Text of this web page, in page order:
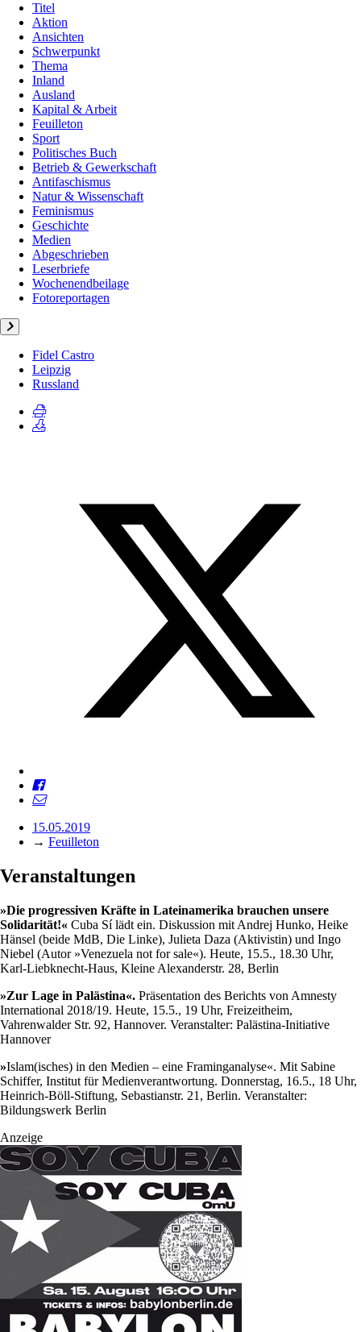
Titel
Aktion
Ansichten
Schwerpunkt
Thema
Inland
Ausland
Kapital & Arbeit
Feuilleton
Sport
Politisches Buch
Betrieb & Gewerkschaft
Antifaschismus
Natur & Wissenschaft
Feminismus
Geschichte
Medien
Abgeschrieben
Leserbriefe
Wochenendbeilage
Fotoreportagen
Fidel Castro
Leipzig
Russland
15.05.2019
→ Feuilleton
Veranstaltungen
»Die progressiven Kräfte in Lateinamerika brauchen unsere
Solidarität!« Cuba Sí lädt ein. Diskussion mit Andrej Hunko, Heike
Hänsel (beide MdB, Die Linke), Julieta Daza (Aktivistin) und Ingo
Niebel (Autor »Venezuela not for sale«). Heute, 15.5., 18.30 Uhr,
Karl-Liebknecht-Haus, Kleine Alexanderstr. 28, Berlin
»Zur Lage in Palästina«. Präsentation des Berichts von Amnesty
International 2018/19. Heute, 15.5., 19 Uhr, Freizeitheim,
Vahrenwalder Str. 92, Hannover. Veranstalter: Palästina-Initiative
Hannover
»Islam(isches) in den Medien – eine Framinganalyse«. Mit Sabine
Schiffer, Institut für Medienverantwortung. Donnerstag, 16.5., 18 Uhr,
Heinrich-Böll-Stiftung, Sebastianstr. 21, Berlin. Veranstalter:
Bildungswerk Berlin
Anzeige